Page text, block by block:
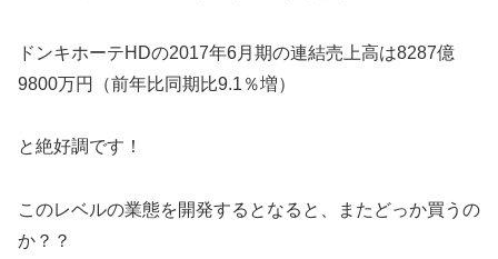
ドンキホーテHDの2017年6月期の連結売上高は8287億
9800万円（前年比同期比9.1％増）
と絶好調です！
このレベルの業態を開発するとなると、またどっか買うの
か？？